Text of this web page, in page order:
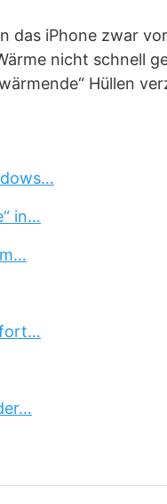
das iPhone zwar
nicht schnell
Hüllen
in…